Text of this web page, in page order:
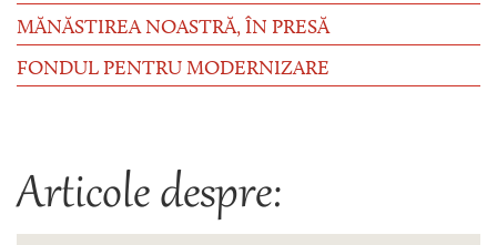
MĂNĂSTIREA NOASTRĂ, ÎN PRESĂ
FONDUL PENTRU MODERNIZARE
Articole despre: